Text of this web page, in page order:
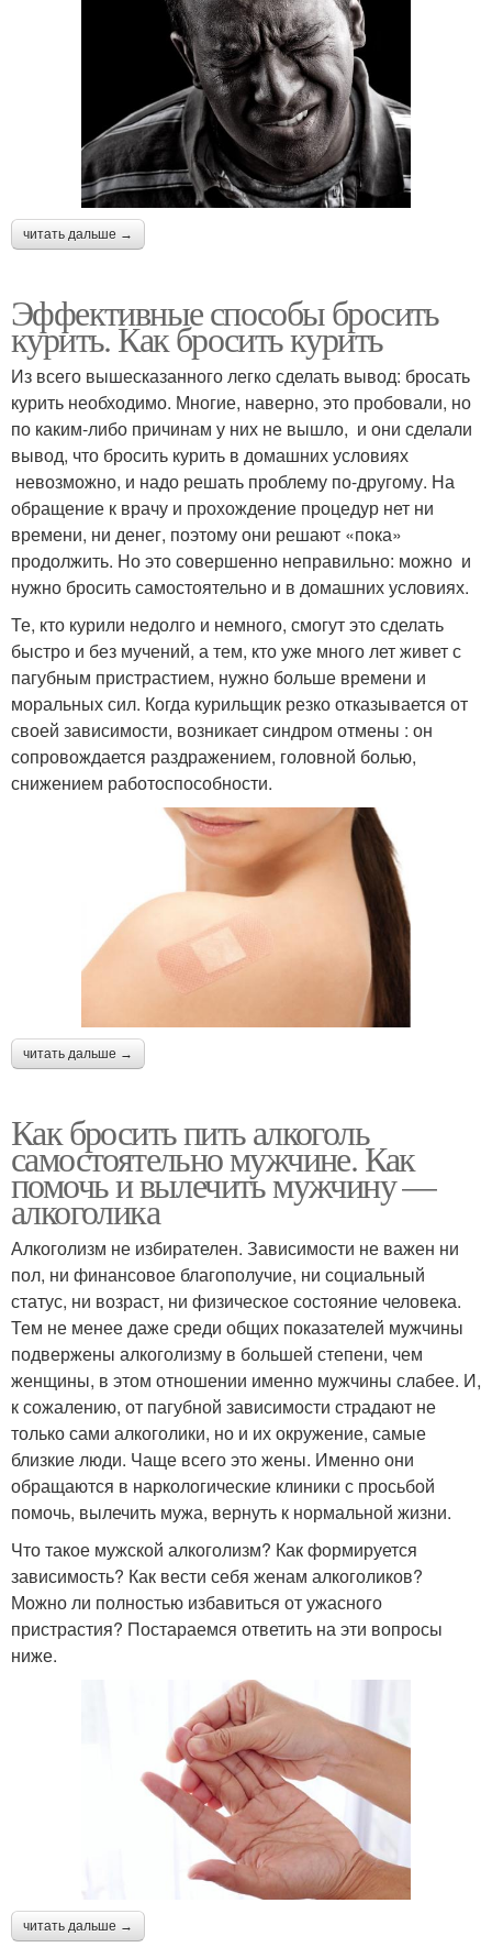
читать дальше →
Эффективные способы бросить
курить. Как бросить курить
Из всего вышесказанного легко сделать вывод: бросать
курить необходимо. Многие, наверно, это пробовали, но
по каким-либо причинам у них не вышло, и они сделали
вывод, что бросить курить в домашних условиях
невозможно, и надо решать проблему по-другому. На
обращение к врачу и прохождение процедур нет ни
времени, ни денег, поэтому они решают «пока»
продолжить. Но это совершенно неправильно: можно и
нужно бросить самостоятельно и в домашних условиях.
Те, кто курили недолго и немного, смогут это сделать
быстро и без мучений, а тем, кто уже много лет живет с
пагубным пристрастием, нужно больше времени и
моральных сил. Когда курильщик резко отказывается от
своей зависимости, возникает синдром отмены : он
сопровождается раздражением, головной болью,
снижением работоспособности.
читать дальше →
Как бросить пить алкоголь
самостоятельно мужчине. Как
помочь и вылечить мужчину —
алкоголика
Алкоголизм не избирателен. Зависимости не важен ни
пол, ни финансовое благополучие, ни социальный
статус, ни возраст, ни физическое состояние человека.
Тем не менее даже среди общих показателей мужчины
подвержены алкоголизму в большей степени, чем
женщины, в этом отношении именно мужчины слабее. И,
к сожалению, от пагубной зависимости страдают не
только сами алкоголики, но и их окружение, самые
близкие люди. Чаще всего это жены. Именно они
обращаются в наркологические клиники с просьбой
помочь, вылечить мужа, вернуть к нормальной жизни.
Что такое мужской алкоголизм? Как формируется
зависимость? Как вести себя женам алкоголиков?
Можно ли полностью избавиться от ужасного
пристрастия? Постараемся ответить на эти вопросы
ниже.
читать дальше →